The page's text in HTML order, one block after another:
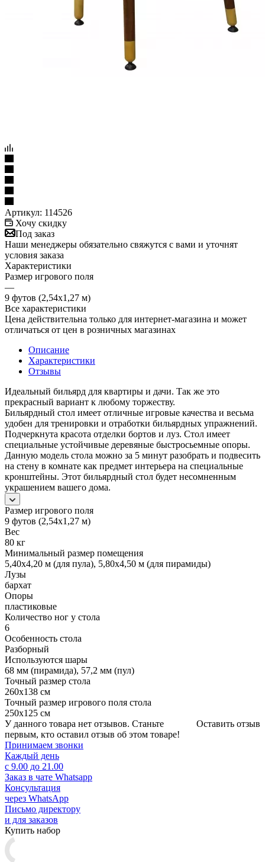
Артикул: 114526
Хочу скидку
Под заказ
Наши менеджеры обязательно свяжутся с вами и уточнят
условия заказа
Характеристики
Размер игрового поля
—
9 футов (2,54х1,27 м)
Все характеристики
Цена действительна только для интернет-магазина и может
отличаться от цен в розничных магазинах
Описание
Характеристики
Отзывы
Идеальный бильярд для квартиры и дачи. Так же это
прекрасный вариант к любому торжеству.
Бильярдный стол имеет отличные игровые качества и весьма
удобен для тренировки и отработки бильярдных упражнений.
Подчеркнута красота отделки бортов и луз. Стол имеет
специальные устойчивые деревяные быстросьемные опоры.
Данную модель стола можно за 5 минут разобрать и подвесить
на стену в комнате как предмет интерьера на специальные
кронштейны. Этот бильярдный стол будет несомненным
украшением вашего дома.
Размер игрового поля
9 футов (2,54х1,27 м)
Вес
80 кг
Минимальный размер помещения
5,40х4,20 м (для пула), 5,80х4,50 м (для пирамиды)
Лузы
бархат
Опоры
пластиковые
Количество ног у стола
6
Особенность стола
Разборный
Используются шары
68 мм (пирамида), 57,2 мм (пул)
Точный размер стола
260х138 см
Точный размер игрового поля стола
250х125 см
Оставить отзыв
У данного товара нет отзывов. Станьте
первым, кто оставил отзыв об этом товаре!
Принимаем звонки
Каждый день
с 9.00 до 21.00
Заказ в чате Whatsapp
Консультация
через WhatsApp
Письмо директору
и для заказов
Купить набор